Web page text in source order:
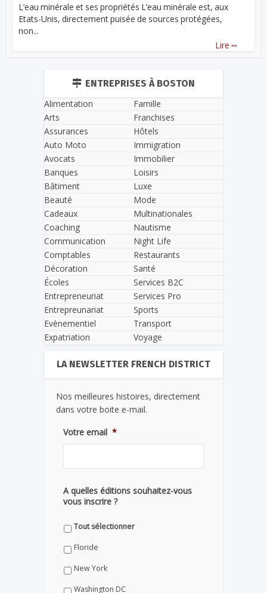
L’eau minérale et ses propriétés L’eau minérale est, aux
Etats-Unis, directement puisée de sources protégées,
non...
Lire ...
ENTREPRISES À BOSTON
Alimentation
Arts
Assurances
Auto Moto
Avocats
Banques
Bâtiment
Beauté
Cadeaux
Coaching
Communication
Comptables
Décoration
Écoles
Entrepreneuriat
Entrepreunariat
Evènementiel
Expatriation
Famille
Franchises
Hôtels
Immigration
Immobilier
Loisirs
Luxe
Mode
Multinationales
Nautisme
Night Life
Restaurants
Santé
Services B2C
Services Pro
Sports
Transport
Voyage
LA NEWSLETTER FRENCH DISTRICT
Nos meilleures histoires, directement
dans votre boite e-mail.
Votre email *
A quelles éditions souhaitez-vous
vous inscrire ?
Tout sélectionner
Floride
New York
Washington DC